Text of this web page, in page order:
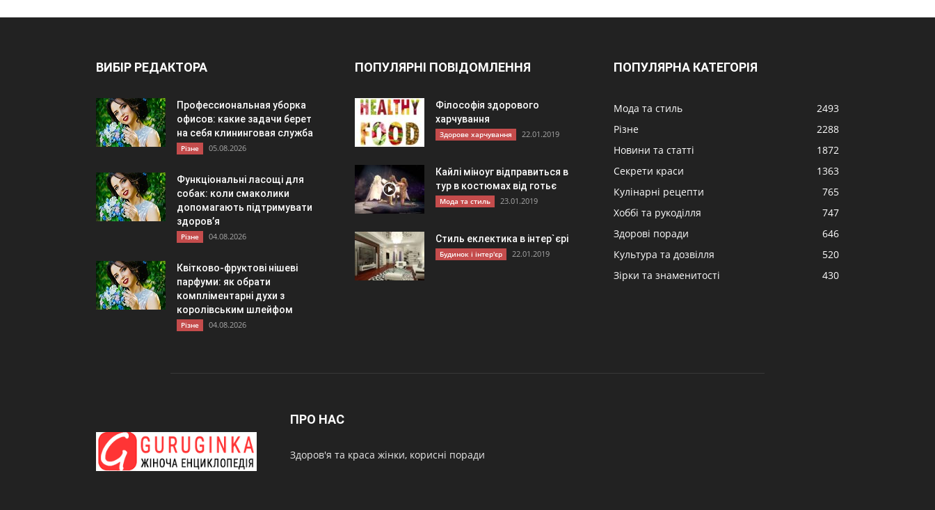
ВИБІР РЕДАКТОРА
Профессиональная уборка
офисов: какие задачи берет
на себя клининговая служба
Різне 05.08.2026
Функціональні ласощі для
собак: коли смаколики
допомагають підтримувати
здоров’я
Різне 04.08.2026
Квітково-фруктові нішеві
парфуми: як обрати
компліментарні духи з
королівським шлейфом
Різне 04.08.2026
ПОПУЛЯРНІ ПОВІДОМЛЕННЯ
Філософія здорового
харчування
Здорове харчування 22.01.2019
Кайлі міноуг відправиться в
тур в костюмах від готьє
Мода та стиль 23.01.2019
Стиль еклектика в інтер`єрі
Будинок і інтер'єр 22.01.2019
ПОПУЛЯРНА КАТЕГОРІЯ
Мода та стиль
2493
Різне
2288
Новини та статті
1872
Секрети краси
1363
Кулінарні рецепти
765
Хоббі та рукоділля
747
Здорові поради
646
Культура та дозвілля
520
Зірки та знаменитості
430
ПРО НАС
Здоров'я та краса жінки, корисні поради